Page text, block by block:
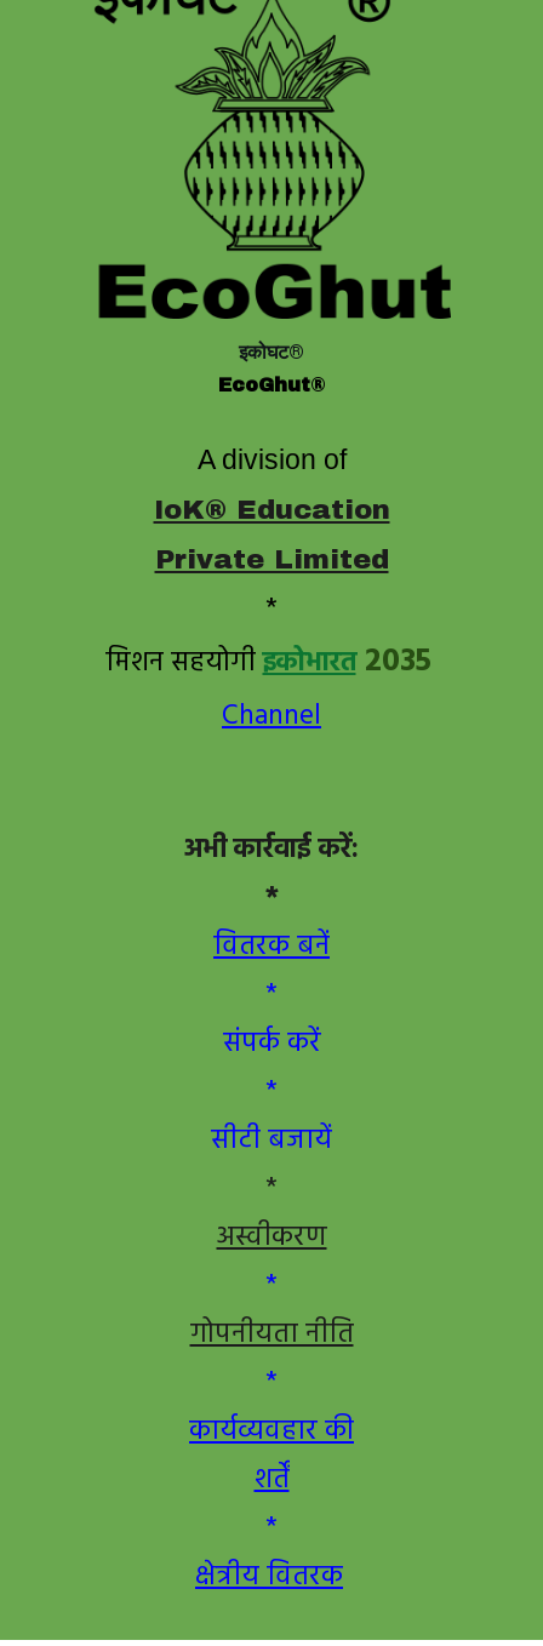
इकोघट®
EcoGhut®
A division of
IoK® Education
Private Limited
*
मिशन सहयोगीइकोभारत2035
Channel
अभी कार्रवाई करें:
*
वितरक बनें
*
संपर्क करें
*
सीटी बजायें
*
अस्वीकरण
*
गोपनीयता नीति
*
कार्यव्यवहार की
शर्तें
*
क्षेत्रीय वितरक